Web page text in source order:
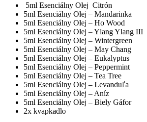
5ml Esenciálny Olej Citrón
5ml Esenciálny Olej – Mandarinka
5ml Esenciálny Olej – Ho Wood
5ml Esenciálny Olej – Ylang Ylang III
5ml Esenciálny Olej – Wintergreen
5ml Esenciálny Olej – May Chang
5ml Esenciálny Olej – Eukalyptus
5ml Esenciálny Olej – Peppermint
5ml Esenciálny Olej – Tea Tree
5ml Esenciálny Olej – Levanduľa
5ml Esenciálny Olej – Aníz
5ml Esenciálny Olej – Biely Gáfor
2x kvapkadlo